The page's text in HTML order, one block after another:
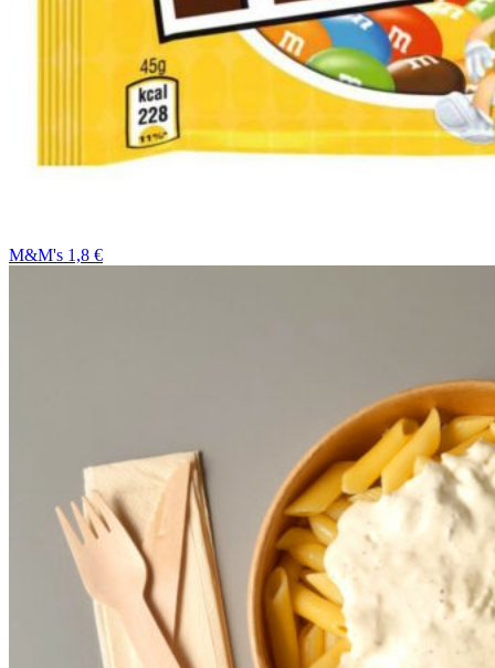
M&M's 1,8 €